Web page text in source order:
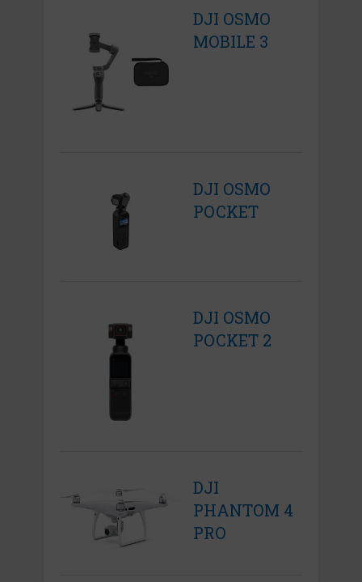
DJI OSMO
MOBILE 3
DJI OSMO
POCKET
DJI OSMO
POCKET 2
DJI
PHANTOM 4
PRO